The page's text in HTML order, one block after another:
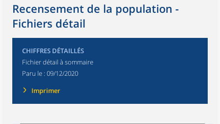
Recensement de la population -
Fichiers détail
CHIFFRES DÉTAILLÉS
Fichier détail à sommaire
Paru le : 09/12/2020
Imprimer